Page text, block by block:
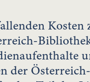
Kosten
der